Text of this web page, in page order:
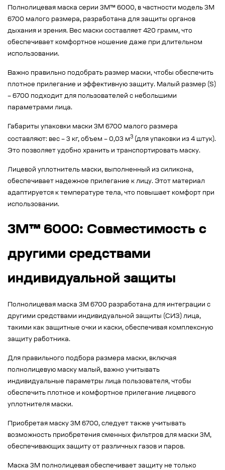
Полнолицевая маска серии 3M™ 6000, в частности модель 3M
6700 малого размера, разработана для защиты органов
дыхания и зрения. Вес маски составляет 420 грамм, что
обеспечивает комфортное ношение даже при длительном
использовании.
Важно правильно подобрать размер маски, чтобы обеспечить
плотное прилегание и эффективную защиту. Малый размер (S)
– 6700 подходит для пользователей с небольшими
параметрами лица.
Габариты упаковки маски 3M 6700 малого размера
составляют: вес – 3 кг, объем – 0,03 м3 (для упаковки из 4 штук).
Это позволяет удобно хранить и транспортировать маску.
Лицевой уплотнитель маски, выполненный из силикона,
обеспечивает надежное прилегание к лицу. Этот материал
адаптируется к температуре тела, что повышает комфорт при
использовании.
3M™ 6000: Совместимость с
другими средствами
индивидуальной защиты
Полнолицевая маска 3М 6700 разработана для интеграции с
другими средствами индивидуальной защиты (СИЗ) лица,
такими как защитные очки и каски, обеспечивая комплексную
защиту работника.
Для правильного подбора размера маски, включая
полнолицевую маску малый, важно учитывать
индивидуальные параметры лица пользователя, чтобы
обеспечить плотное и комфортное прилегание лицевого
уплотнителя маски.
Приобретая маску 3М 6700, следует также учитывать
возможность приобретения сменных фильтров для маски 3М,
обеспечивающих защиту от различных газов и паров.
Маска 3М полнолицевая обеспечивает защиту не только